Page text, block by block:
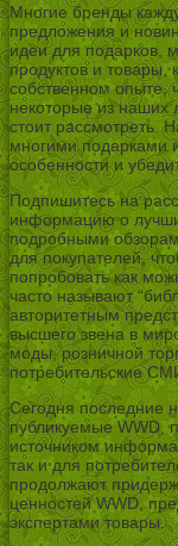
Многие бренды
предложения и
идеи для подарков,
продуктов и товары,
собственном опыте,
некоторые из
стоит рассмотреть.
многими подарками
особенности и
Подпишитесь на
информацию о
подробными
для покупателей,
попробовать как
часто называют
авторитетным
высшего звена в
моды, розничной
потребительские
Сегодня последние
публикуемые WWD,
источником
так и для
продолжают
ценностей WWD,
экспертами товары.